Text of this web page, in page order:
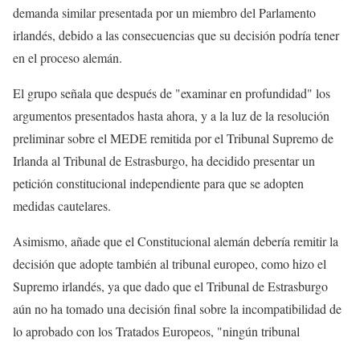
demanda similar presentada por un miembro del Parlamento
irlandés, debido a las consecuencias que su decisión podría tener
en el proceso alemán.
El grupo señala que después de "examinar en profundidad" los
argumentos presentados hasta ahora, y a la luz de la resolución
preliminar sobre el MEDE remitida por el Tribunal Supremo de
Irlanda al Tribunal de Estrasburgo, ha decidido presentar un
petición constitucional independiente para que se adopten
medidas cautelares.
Asimismo, añade que el Constitucional alemán debería remitir la
decisión que adopte también al tribunal europeo, como hizo el
Supremo irlandés, ya que dado que el Tribunal de Estrasburgo
aún no ha tomado una decisión final sobre la incompatibilidad de
lo aprobado con los Tratados Europeos, "ningún tribunal